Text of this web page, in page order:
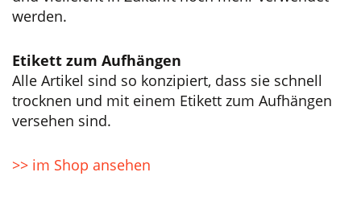
werden.
Etikett zum Aufhängen
Alle Artikel sind so konzipiert, dass sie schnell
trocknen und mit einem Etikett zum Aufhängen
versehen sind.
>> im Shop ansehen